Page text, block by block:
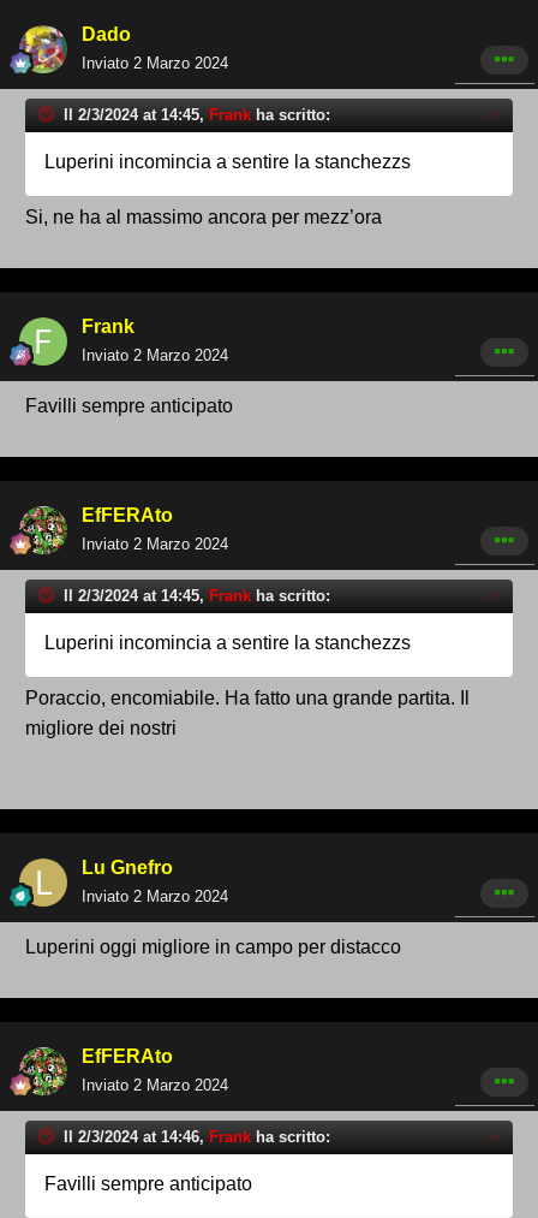
Dado
Inviato 2 Marzo 2024
Il 2/3/2024 at 14:45, Frank ha scritto:
Luperini incomincia a sentire la stanchezzs
Si, ne ha al massimo ancora per mezz’ora
Frank
Inviato 2 Marzo 2024
Favilli sempre anticipato
EfFERAto
Inviato 2 Marzo 2024
Il 2/3/2024 at 14:45, Frank ha scritto:
Luperini incomincia a sentire la stanchezzs
Poraccio, encomiabile. Ha fatto una grande partita. Il
migliore dei nostri
Lu Gnefro
Inviato 2 Marzo 2024
Luperini oggi migliore in campo per distacco
EfFERAto
Inviato 2 Marzo 2024
Il 2/3/2024 at 14:46, Frank ha scritto:
Favilli sempre anticipato